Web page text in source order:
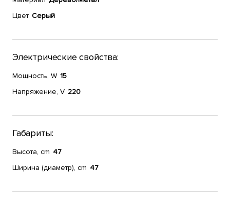
Цвет Серый
Электрические свойства:
Мощность, W 15
Напряжение, V 220
Габариты:
Высота, cm 47
Ширина (диаметр), cm 47